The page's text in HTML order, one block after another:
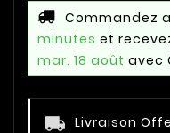
Commandez
minutes et
mar. 18 août avec
Livraison